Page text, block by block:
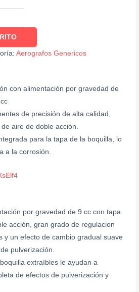
Aerografos Genericos
con alimentación por gravedad de
de precisión de alta calidad,
aire de doble acción.
para la tapa de la boquilla, lo
a la corrosión.
por gravedad de 9 cc con tapa.
acción, gran grado de regulacion
y un efecto de cambio gradual suave
pulverización.
extraíbles le ayudan a
de efectos de pulverización y